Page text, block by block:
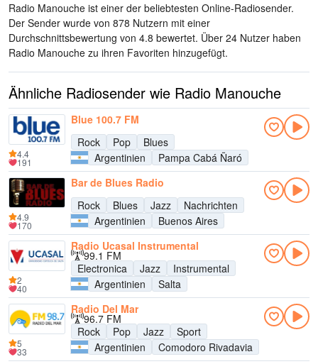
Radio Manouche ist einer der beliebtesten Online-Radiosender.
Der Sender wurde von 878 Nutzern mit einer
Durchschnittsbewertung von 4.8 bewertet. Über 24 Nutzer haben
Radio Manouche zu ihren Favoriten hinzugefügt.
Ähnliche Radiosender wie Radio Manouche
Blue 100.7 FM
Rock
Pop
Blues
Argentinien
Pampa Cabá Ñaró
4.4
191
Bar de Blues Radio
Rock
Blues Jazz
Nachrichten
Argentinien
Buenos Aires
4.9
170
Radio Ucasal Instrumental
99.1 FM
Electronica
Jazz
Instrumental
Argentinien
Salta
2
40
Radio Del Mar
96.7 FM
Rock
Pop Jazz
Sport
Argentinien
Comodoro Rivadavia
5
33